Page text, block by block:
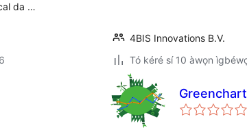
da …
4BIS Innovations B.V.
Tó kéré sí 10 àwọn